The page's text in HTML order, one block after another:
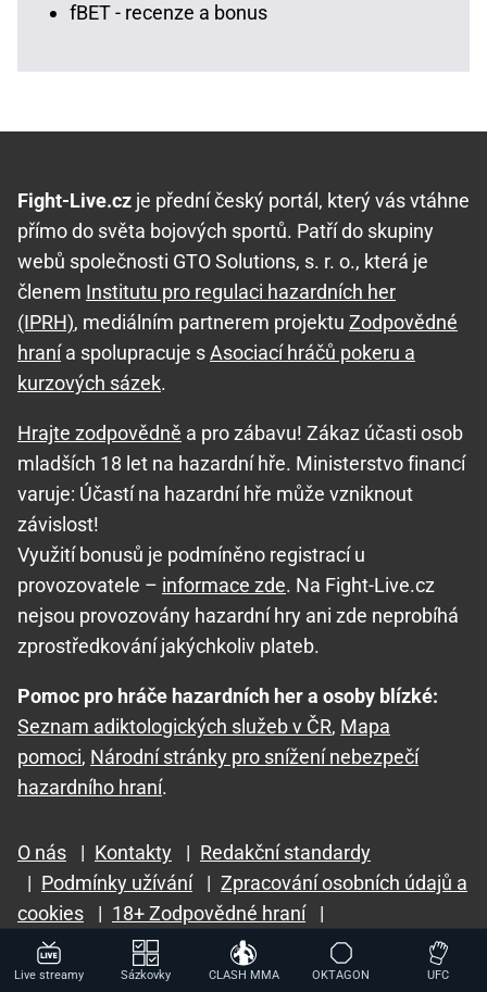
fBET - recenze a bonus
Fight-Live.cz je přední český portál, který vás vtáhne
přímo do světa bojových sportů. Patří do skupiny
webů společnosti GTO Solutions, s. r. o., která je
členem Institutu pro regulaci hazardních her
(IPRH), mediálním partnerem projektu Zodpovědné
hranía spolupracuje sAsociací hráčů pokeru a
kurzových sázek.
Hrajte zodpovědně a pro zábavu! Zákaz účasti osob
mladších 18 let na hazardní hře. Ministerstvo financí
varuje: Účastí na hazardní hře může vzniknout
závislost!
Využití bonusů je podmíněno registrací u
provozovatele – informace zde. Na Fight-Live.cz
nejsou provozovány hazardní hry ani zde neprobíhá
zprostředkování jakýchkoliv plateb.
Pomoc pro hráče hazardních her a osoby blízké:
Seznam adiktologických služeb v ČR, Mapa
pomoci, Národní stránky pro snížení nebezpečí
hazardního hraní.
O nás | Kontakty | Redakční standardy
| Podmínky užívání | Zpracování osobních údajů a
cookies
| 18+ Zodpovědné hraní
|
GTO Solutions, s.r.o.
Live streamy Sázkovky CLASH MMA OKTAGON UFC